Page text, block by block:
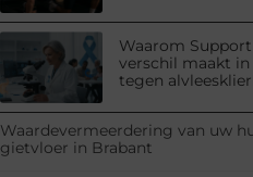
Waarom Support
verschil maakt
tegen
Waardevermeerdering van uw
gietvloer in Brabant